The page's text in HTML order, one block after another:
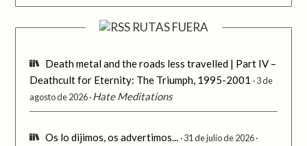
RUTAS FUERA
Death metal and the roads less travelled | Part IV –
Deathcult for Eternity: The Triumph, 1995-2001
3 de
agosto de 2026 Hate Meditations
Os lo dijimos, os advertimos... 31 de julio de 2026